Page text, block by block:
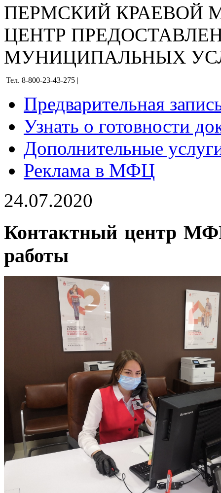
ПЕРМСКИЙ КРАЕВОЙ
ЦЕНТР
МУНИЦИПАЛЬНЫХ
Тел. 8-800-23-43-275 |
Предварительная
Узнать о готовности
Дополнительные
Реклама в МФЦ
24.07.2020
Контактный центр
работы